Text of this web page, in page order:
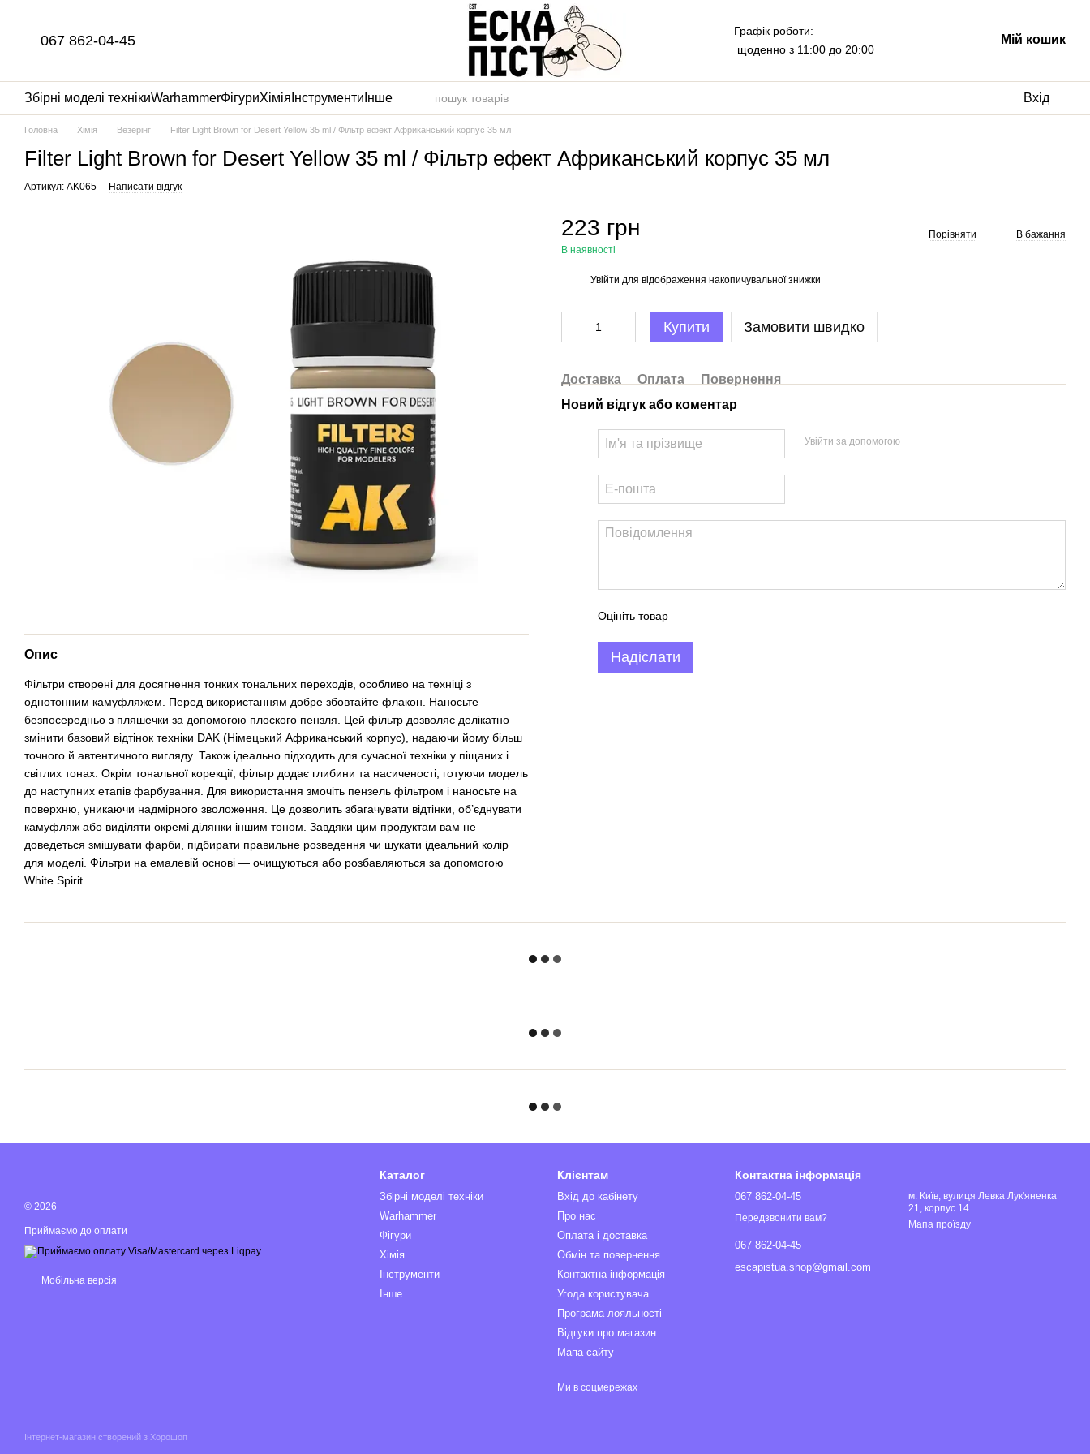
067 862-04-45
Графік роботи:
щоденно з 11:00 до 20:00
Мій кошик
Збірні моделі технікиWarhammerФігуриХімія Інструменти Інше Вхід
Головна Хімія Везерінг Filter Light Brown for Desert Yellow 35 ml / Фільтр ефект Африканський корпус 35 мл
Filter Light Brown for Desert Yellow 35 ml / Фільтр ефект Африканський корпус 35 мл
Артикул: AK065 Написати відгук
Опис
Фільтри створені для досягнення тонких тональних переходів, особливо на техніці з
однотонним камуфляжем. Перед використанням добре збовтайте флакон. Наносьте
безпосередньо з пляшечки за допомогою плоского пензля. Цей фільтр дозволяє делікатно
змінити базовий відтінок техніки DAK (Німецький Африканський корпус), надаючи йому більш
точного й автентичного вигляду. Також ідеально підходить для сучасної техніки у піщаних і
світлих тонах. Окрім тональної корекції, фільтр додає глибини та насиченості, готуючи модель
до наступних етапів фарбування. Для використання змочіть пензель фільтром і наносьте на
поверхню, уникаючи надмірного зволоження. Це дозволить збагачувати відтінки, об’єднувати
камуфляж або виділяти окремі ділянки іншим тоном. Завдяки цим продуктам вам не
доведеться змішувати фарби, підбирати правильне розведення чи шукати ідеальний колір
для моделі. Фільтри на емалевій основі — очищуються або розбавляються за допомогою
White Spirit.
223 грн
В наявності
Порівняти В бажання
Увійти для відображення накопичувальної знижки
Купити Замовити швидко
Доставка Оплата
Повернення
Новий відгук або коментар
Увійти за допомогою
Оцініть товар
Надіслати
© 2026
Приймаємо до оплати
Мобільна версія
Інтернет-магазин створений з Хорошоп
Каталог
Збірні моделі техніки
Warhammer
Фігури
Хімія
Інструменти
Інше
Клієнтам
Вхід до кабінету
Про нас
Оплата і доставка
Обмін та повернення
Контактна інформація
Угода користувача
Програма лояльності
Відгуки про магазин
Мапа сайту
Ми в соцмережах
Контактна інформація
067 862-04-45
Передзвонити вам?
067 862-04-45
escapistua.shop@gmail.com
м. Київ, вулиця Левка Лук'яненка
21, корпус 14
Мапа проїзду